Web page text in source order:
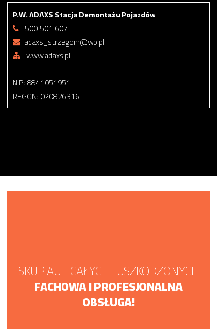
P.W. ADAXS Stacja Demontażu Pojazdów
500 501 607
adaxs_strzegom@wp.pl
www.adaxs.pl
NIP: 8841051951
REGON: 020826316
SKUP AUT CAŁYCH I USZKODZONYCH
FACHOWA I PROFESJONALNA
OBSŁUGA!